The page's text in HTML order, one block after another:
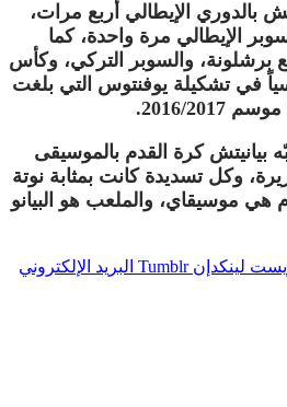
بالدوري الإيطالي أربع مرات،
الإيطالي مرة واحدة، كما
برشلونة، والسوبر التركي، وكأس
في تشكيلة يوفنتوس التي بلغت
2017.
بيانيتش كرة القدم بالموسيقى
وكل تسديدة كانت بمثابة نوتة
هي موسيقاي، والملعب هو البيانو
لينكدإن Tumblr البريد الإلكتروني